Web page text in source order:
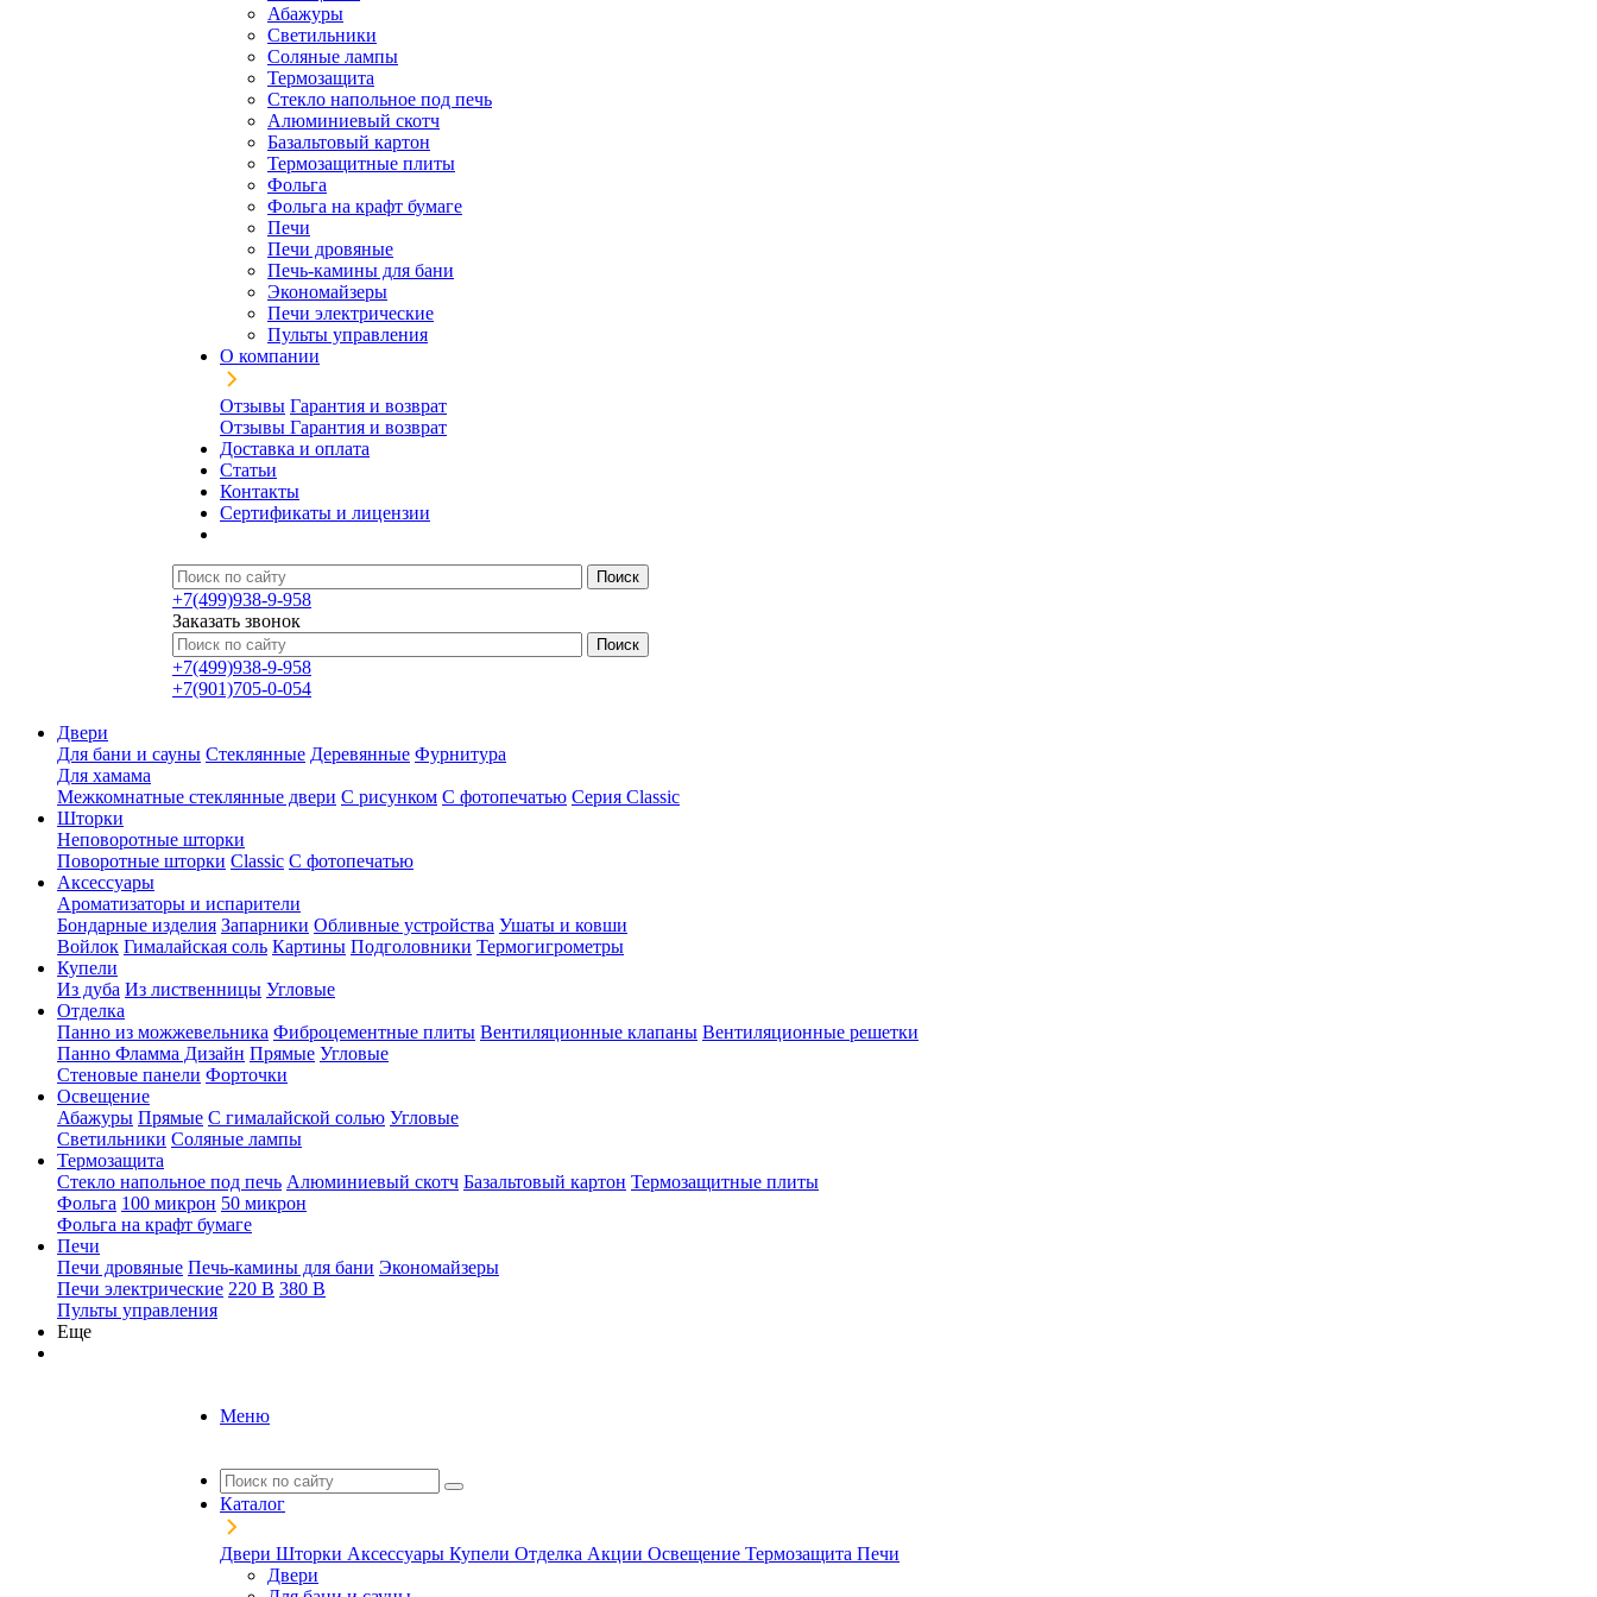
Абажуры
Светильники
Соляные лампы
Термозащита
Стекло напольное под печь
Алюминиевый скотч
Базальтовый картон
Термозащитные плиты
Фольга
Фольга на крафт бумаге
Печи
Печи дровяные
Печь-камины для бани
Экономайзеры
Печи электрические
Пульты управления
О компании
Отзывы Гарантия и возврат
Отзывы Гарантия и возврат
Доставка и оплата
Статьи
Контакты
Сертификаты и лицензии
+7(499)938-9-958
Заказать звонок
+7(499)938-9-958
+7(901)705-0-054
Двери
Для бани и сауны Стеклянные Деревянные Фурнитура
Для хамама
Межкомнатные стеклянные двери С рисунком С фотопечатью Серия Classic
Шторки
Неповоротные шторки
Поворотные шторки Classic С фотопечатью
Аксессуары
Ароматизаторы и испарители
Бондарные изделия Запарники Обливные устройства Ушаты и ковши
Войлок Гималайская соль Картины Подголовники Термогигрометры
Купели
Из дуба Из лиственницы Угловые
Отделка
Панно из можжевельника Фиброцементные плиты Вентиляционные клапаны Вентиляционные решетки
Панно Фламма Дизайн Прямые Угловые
Стеновые панели Форточки
Освещение
Абажуры Прямые С гималайской солью Угловые
Светильники Соляные лампы
Термозащита
Стекло напольное под печь Алюминиевый скотч Базальтовый картон Термозащитные плиты
Фольга 100 микрон 50 микрон
Фольга на крафт бумаге
Печи
Печи дровяные Печь-камины для бани Экономайзеры
Печи электрические 220 В 380 В
Пульты управления
Еще
Меню
Каталог
Двери Шторки Аксессуары Купели Отделка Акции Освещение Термозащита Печи
Двери